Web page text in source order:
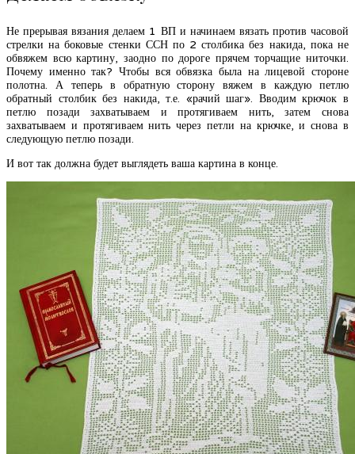
Не прерывая вязания делаем 1 ВП и начинаем вязать против часовой
стрелки на боковые стенки ССН по 2 столбика без накида, пока не
обвяжем всю картину, заодно по дороге прячем торчащие ниточки.
Почему именно так? Чтобы вся обвязка была на лицевой стороне
полотна. А теперь в обратную сторону вяжем в каждую петлю
обратный столбик без накида, т.е. «рачий шаг». Вводим крючок в
петлю позади захватываем и протягиваем нить, затем снова
захватываем и протягиваем нить через петли на крючке, и снова в
следующую петлю позади.
И вот так должна будет выглядеть ваша картина в конце.